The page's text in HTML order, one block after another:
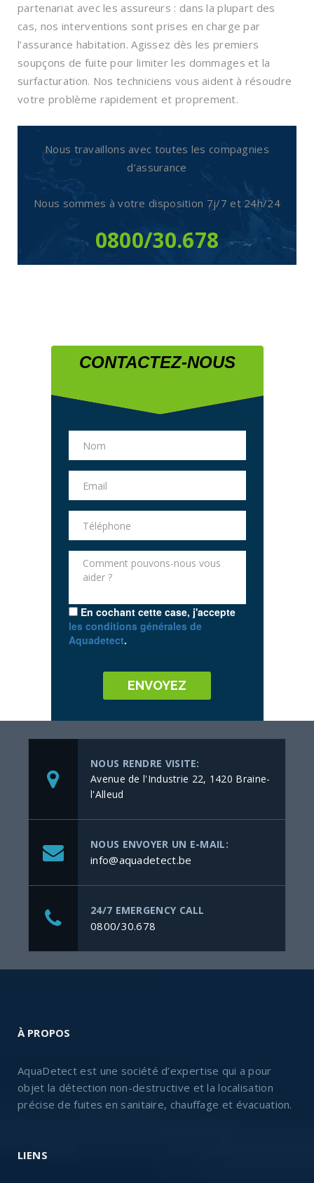
partenariat avec les assureurs : dans la plupart des
cas, nos interventions sont prises en charge par
l’assurance habitation. Agissez dès les premiers
soupçons de fuite pour limiter les dommages et la
surfacturation. Nos techniciens vous aident à résoudre
votre problème rapidement et proprement.
Nous travaillons avec toutes les compagnies
d’assurance
Nous sommes à votre disposition 7j/7 et 24h/24
0800/30.678
CONTACTEZ-NOUS
En cochant cette case, j'accepte
les conditions générales de
Aquadetect.
NOUS RENDRE VISITE:
Avenue de l'Industrie 22, 1420 Braine-
l'Alleud
NOUS ENVOYER UN E-MAIL:
info@aquadetect.be
24/7 EMERGENCY CALL
0800/30.678
À PROPOS
AquaDetect est une société d’expertise qui a pour
objet la détection non-destructive et la localisation
précise de fuites en sanitaire, chauffage et évacuation.
LIENS